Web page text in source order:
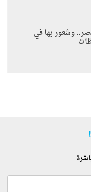
وشعور بها في